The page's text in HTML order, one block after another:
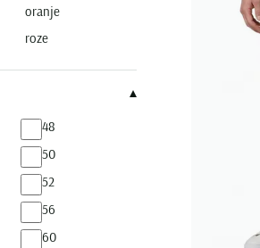
oranje
roze
48
50
52
56
60